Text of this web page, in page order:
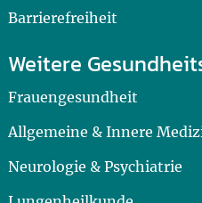
Barrierefreiheit
Weitere
Frauengesundheit
Allgemeine & Innere
Neurologie & Psychiatrie